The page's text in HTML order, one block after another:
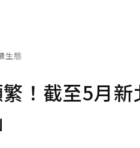
生態
！截至5月